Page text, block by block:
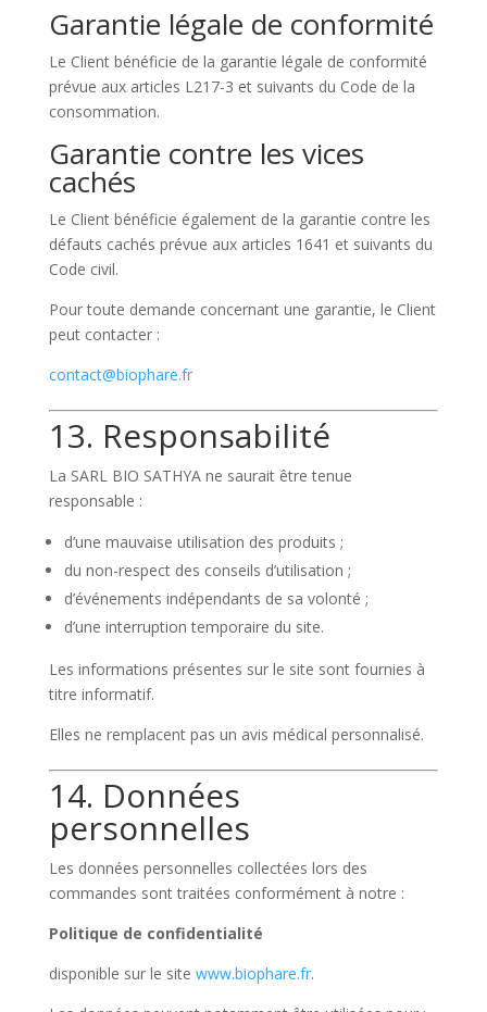
Garantie légale de conformité
Le Client bénéficie de la garantie légale de conformité
prévue aux articles L217-3 et suivants du Code de la
consommation.
Garantie contre les vices
cachés
Le Client bénéficie également de la garantie contre les
défauts cachés prévue aux articles 1641 et suivants du
Code civil.
Pour toute demande concernant une garantie, le Client
peut contacter :
contact@biophare.fr
13. Responsabilité
La SARL BIO SATHYA ne saurait être tenue
responsable :
d’une mauvaise utilisation des produits ;
du non-respect des conseils d’utilisation ;
d’événements indépendants de sa volonté ;
d’une interruption temporaire du site.
Les informations présentes sur le site sont fournies à
titre informatif.
Elles ne remplacent pas un avis médical personnalisé.
14. Données
personnelles
Les données personnelles collectées lors des
commandes sont traitées conformément à notre :
Politique de confidentialité
disponible sur le site www.biophare.fr.